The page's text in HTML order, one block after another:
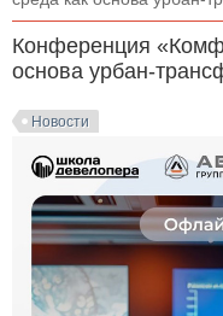
Конференция
основа урбан-
Новости